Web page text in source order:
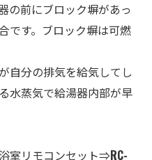
の前にブロック塀があっ
です。ブロック塀は可燃
自分の排気を給気してし
水蒸気で給湯器内部が早
浴室リモコンセット⇒RC-